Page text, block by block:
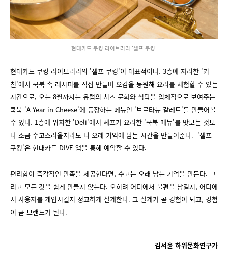
현대카드 쿠킹 라이브러리 '셀프 쿠킹'
현대카드 쿠킹 라이브러리의 '셀프 쿠킹'이 대표적이다. 3층에 자리한 '키
친'에서 쿡북 속 레시피를 직접 만들며 오감을 동원해 요리를 체험할 수 있는
시간으로, 오는 8월까지는 유럽의 치즈 문화와 식탁을 입체적으로 보여주는
쿡북 'A Year in Cheese'에 등장하는 메뉴인 '브르타뉴 갈레트'를 만들어볼
수 있다. 1층에 위치한 'Deli'에서 셰프가 요리한 '쿡북 메뉴'를 맛보는 것보
다 조금 수고스러울지라도 더 오래 기억에 남는 시간을 만들어준다. '셀프
쿠킹'은 현대카드 DIVE 앱을 통해 예약할 수 있다.
편리함이 즉각적인 만족을 제공한다면, 수고는 오래 남는 기억을 만든다. 그
리고 모든 것을 쉽게 만들지 않는다. 오히려 어디에서 불편을 남길지, 어디에
서 사용자를 개입시킬지 정교하게 설계한다. 그 설계가 곧 경험이 되고, 경험
이 곧 브랜드가 된다.
김서윤 하위문화연구가